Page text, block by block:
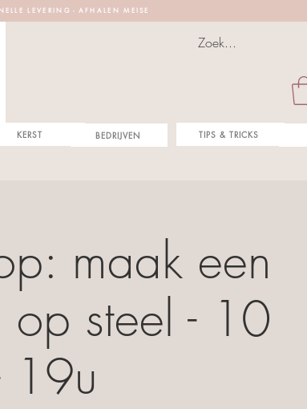
L L E L E V E R I N G - A F H A L E N M E I S E
BEDRIJVEN TIPS & TRICKS
KERST
maak een
op steel - 10
19u